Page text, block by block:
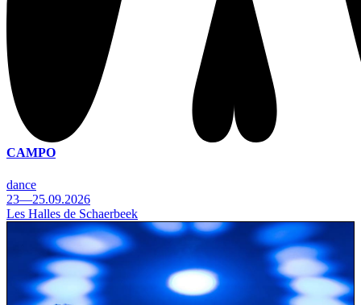
CAMPO
dance
23—25.09.2026
Les Halles de Schaerbeek